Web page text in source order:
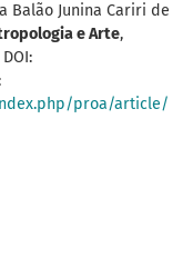
Balão Junina Cariri de
e Arte,
proa/article/